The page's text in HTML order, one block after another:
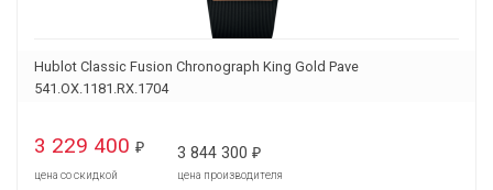
Hublot Classic Fusion Chronograph King Gold Pave
541.OX.1181.RX.1704
3 229 400 ₽
цена со скидкой
3 844 300 ₽
цена производителя